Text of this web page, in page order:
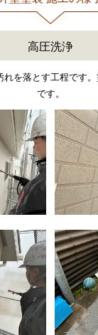
高圧洗浄
れを落とす工程です
です。